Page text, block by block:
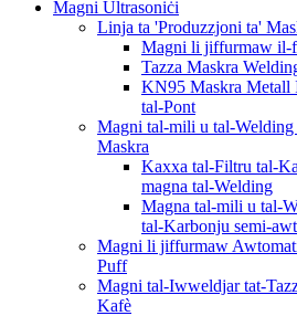
Magni Ultrasoniċi
Linja ta 'Produzzjoni ta'
Magni li jiffurmaw il-
Tazza Maskra
KN95 Maskra Metall
tal-Pont
Magni tal-mili u tal-
Maskra
Kaxxa tal-Filtru tal-
magna tal-Welding
Magna tal-mili u tal-
tal-Karbonju semi-
Magni li jiffurmaw
Puff
Magni tal-Iwweldjar tat-
Kafè